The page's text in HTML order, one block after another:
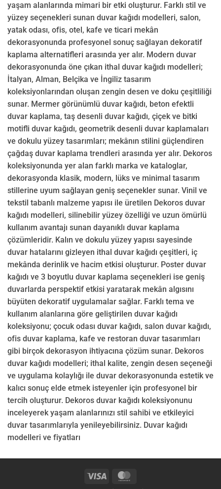
yaşam alanlarında mimari bir etki oluşturur. Farklı stil ve
yüzey seçenekleri sunan duvar kağıdı modelleri, salon,
yatak odası, ofis, otel, kafe ve ticari mekân
dekorasyonunda profesyonel sonuç sağlayan dekoratif
kaplama alternatifleri arasında yer alır. Modern duvar
dekorasyonunda öne çıkan ithal duvar kağıdı modelleri;
İtalyan, Alman, Belçika ve İngiliz tasarım
koleksiyonlarından oluşan zengin desen ve doku çeşitliliği
sunar. Mermer görünümlü duvar kağıdı, beton efektli
duvar kaplama, taş desenli duvar kağıdı, çiçek ve bitki
motifli duvar kağıdı, geometrik desenli duvar kaplamaları
ve dokulu yüzey tasarımları; mekânın stilini güçlendiren
çağdaş duvar kaplama trendleri arasında yer alır. Dekoros
koleksiyonunda yer alan farklı marka ve kataloglar,
dekorasyonda klasik, modern, lüks ve minimal tasarım
stillerine uyum sağlayan geniş seçenekler sunar. Vinil ve
tekstil tabanlı malzeme yapısı ile üretilen Dekoros duvar
kağıdı modelleri, silinebilir yüzey özelliği ve uzun ömürlü
kullanım avantajı sunan dayanıklı duvar kaplama
çözümleridir. Kalın ve dokulu yüzey yapısı sayesinde
duvar hatalarını gizleyen ithal duvar kağıdı çeşitleri, iç
mekânda derinlik ve hacim etkisi oluşturur. Poster duvar
kağıdı ve 3 boyutlu duvar kaplama seçenekleri ise geniş
duvarlarda perspektif etkisi yaratarak mekân algısını
büyüten dekoratif uygulamalar sağlar. Farklı tema ve
kullanım alanlarına göre geliştirilen duvar kağıdı
koleksiyonu; çocuk odası duvar kağıdı, salon duvar kağıdı,
ofis duvar kaplama, kafe ve restoran duvar tasarımları
gibi birçok dekorasyon ihtiyacına çözüm sunar. Dekoros
duvar kağıdı modelleri; ithal kalite, zengin desen seçeneği
ve uygulama kolaylığı ile duvar dekorasyonunda estetik ve
kalıcı sonuç elde etmek isteyenler için profesyonel bir
tercih oluşturur. Dekoros duvar kağıdı koleksiyonunu
inceleyerek yaşam alanlarınızı stil sahibi ve etkileyici
duvar tasarımlarıyla yenileyebilirsiniz. Duvar kağıdı
modelleri ve fiyatları
Visa